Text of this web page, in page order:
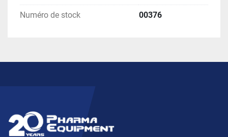
Numéro de stock 00376